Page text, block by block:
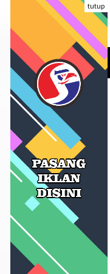
tutup
Dinilai Fitnah,
Bombana Tempuh
Dewan Pers Sebelum
Hukum